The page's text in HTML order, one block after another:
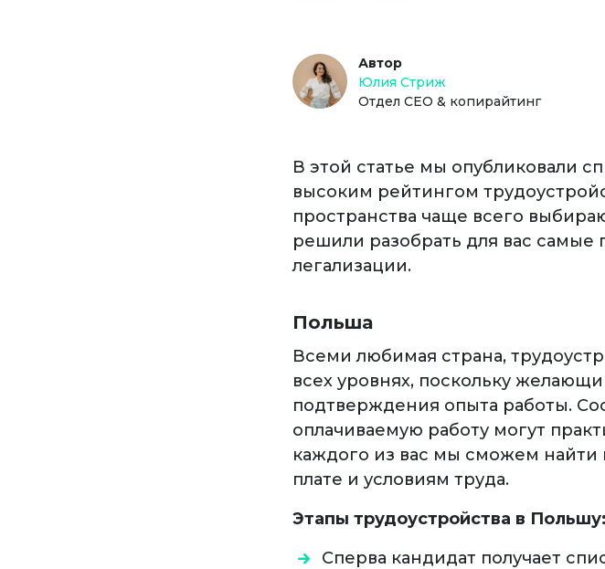
Автор
Юлия Стриж
Отдел СЕО & копирайтинг
В этой статье мы опубликовали
высоким рейтингом
пространства чаще всего
решили разобрать для вас
легализации.
Польша
Всеми любимая страна,
всех уровнях, поскольку
подтверждения опыта работы.
оплачиваемую работу могут
каждого из вас мы сможем найти
плате и условиям труда.
Этапы трудоустройства в Польшу:
Сперва кандидат получает